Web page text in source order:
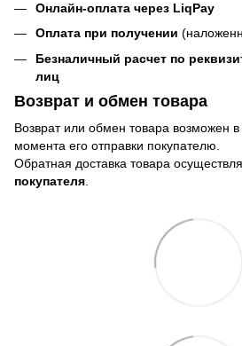
Онлайн-оплата через LiqPay
Оплата при получении
Безналичный расчет по
лиц
Возврат и обмен товара
Возврат или обмен товара возможен в
момента его отправки покупателю.
Обратная доставка товара
покупателя